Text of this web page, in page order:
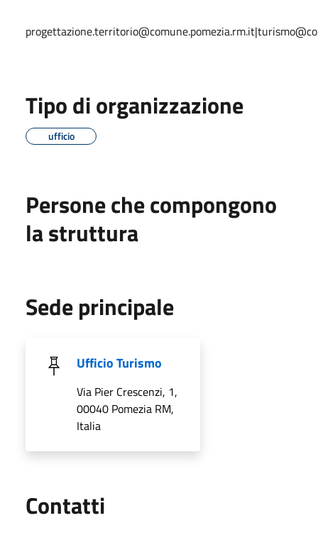
Tipo di organizzazione
ufficio
Persone che compongono
la struttura
Sede principale
Ufficio Turismo
Via Pier Crescenzi, 1,
00040 Pomezia RM,
Italia
Contatti